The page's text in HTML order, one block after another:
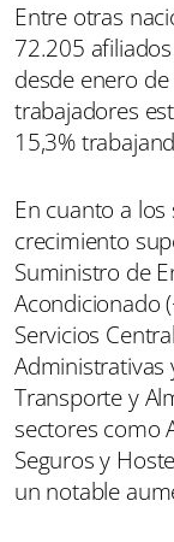
Entre otras
72.205
desde enero
trabajadores
15,3%
En cuanto a
crecimiento
Suministro de
Acondicionado
Servicios
Administrativas
Transporte y
sectores como
Seguros y
un notable